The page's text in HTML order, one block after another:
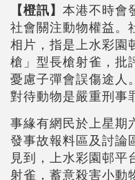
【橙訊】 本港不時會
社會關注動物權益。
相片，指是上水彩園
槍」型長槍射雀，批
憂慮子彈會誤傷途人
對待動物是嚴重刑事
事緣有網民於上星期
發事故報料區及討論
見到，上水彩園邨平
射雀，蓄意殺害小動